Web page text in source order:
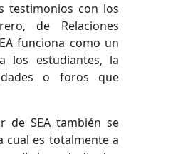
testimonios con los
de Relaciones
funciona como un
los estudiantes, la
o foros que
de SEA también se
cual es totalmente a